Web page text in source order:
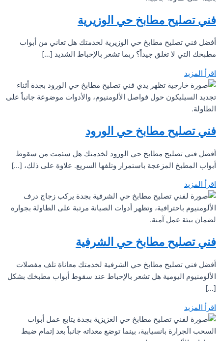
فني تصليح مطابخ حي الوزيرية
أفضل فني تصليح مطابخ حي الوزيرية لخدمتك هل تعاني من أبواب
مطبخك التي لا تغلق جيداً؟ ربما تشعر بالإحباط الشديد […]
اقرأ المزيد
فني تصليح مطابخ حي الورود
أفضل فني تصليح مطابخ حي الورود لخدمتك هل سئمت من سقوط
أبواب المطبخ المزعجة باستمرار وتلفها السريع. علاوة على ذلك، […]
اقرأ المزيد
فني تصليح مطابخ حي الشرفية
أفضل فني تصليح مطابخ حي الشرفية لخدمتك معاناة تلف مفصلات
الألومنيوم اليومية هل تشعر بالإحباط عند سقوط أبواب مطبخك بشكل
[…]
اقرأ المزيد